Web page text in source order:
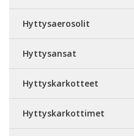
Hyttysaerosolit
Hyttysansat
Hyttyskarkotteet
Hyttyskarkottimet